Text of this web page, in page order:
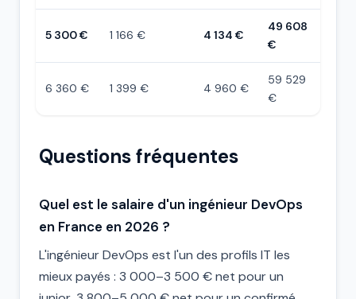
5 300 € 1 166 € 4 134 €
49 608
€
6 360 € 1 399 € 4 960 €
59 529
€
Questions fréquentes
Quel est le salaire d'un ingénieur DevOps
en France en 2026 ?
L'ingénieur DevOps est l'un des profils IT les
mieux payés : 3 000–3 500 € net pour un